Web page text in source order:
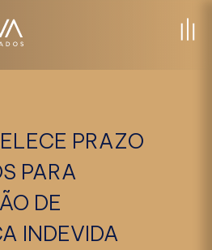
PRAZO
PARA
DE
INDEVIDA